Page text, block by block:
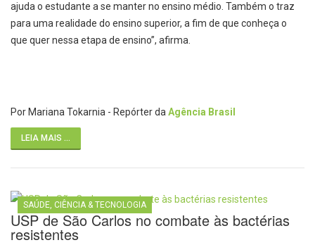
ajuda o estudante a se manter no ensino médio. Também o traz
para uma realidade do ensino superior, a fim de que conheça o
que quer nessa etapa de ensino”, afirma.
Por Mariana Tokarnia - Repórter daAgência Brasil
LEIA MAIS ...
SAÚDE, CIÊNCIA & TECNOLOGIA
USP de São Carlos no combate às bactérias
resistentes